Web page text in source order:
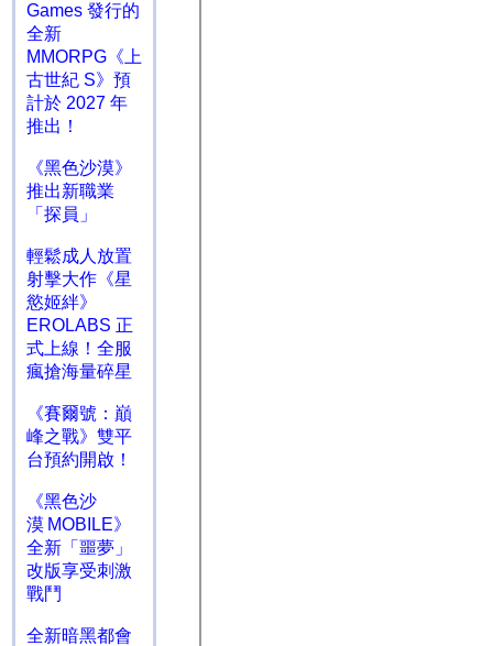
Games 發行的
全新
MMORPG《上
古世紀 S》預
計於 2027 年
推出！
《黑色沙漠》
推出新職業
「探員」
輕鬆成人放置
射擊大作《星
慾姬絆》
EROLABS 正
式上線！全服
瘋搶海量碎星
《賽爾號：巔
峰之戰》雙平
台預約開啟！
《黑色沙
漠 MOBILE》
全新「噩夢」
改版享受刺激
戰鬥
全新暗黑都會